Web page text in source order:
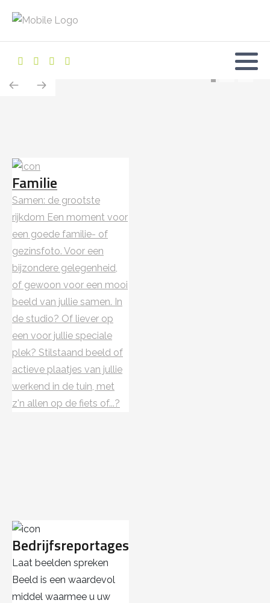
Familie
Samen: de grootste
rijkdom Een moment voor
een goede familie- of
gezinsfoto. Voor een
bijzondere gelegenheid,
of gewoon voor een mooi
beeld van jullie samen. In
de studio? Of liever op
een voor jullie speciale
plek? Stilstaand beeld of
actieve plaatjes van jullie
werkend in de tuin, met
z'n allen op de fiets of...?
Bedrijfsreportages
Laat beelden spreken
Beeld is een waardevol
middel waarmee u uw